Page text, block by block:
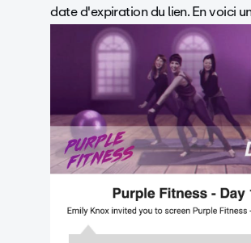
date d'expiration du lien. En voici